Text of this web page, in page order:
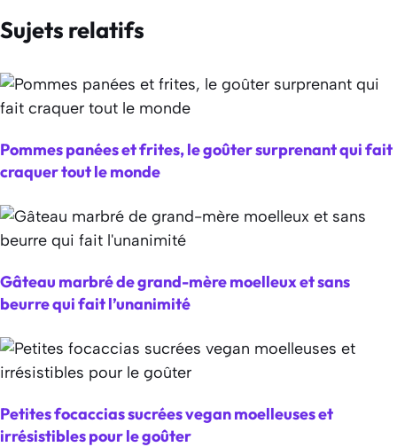
Sujets relatifs
Pommes panées et frites, le goûter surprenant qui fait
craquer tout le monde
Gâteau marbré de grand-mère moelleux et sans
beurre qui fait l’unanimité
Petites focaccias sucrées vegan moelleuses et
irrésistibles pour le goûter